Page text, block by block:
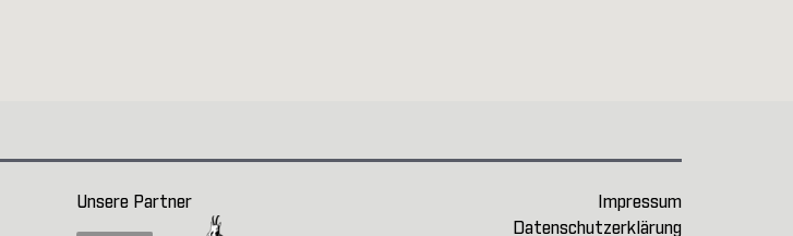
Unsere Partner
Impressum
Datenschutzerklärung